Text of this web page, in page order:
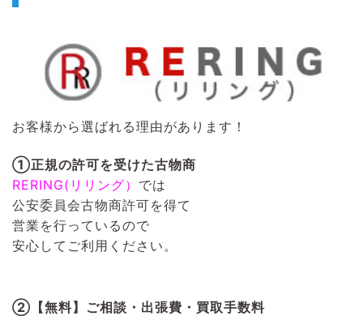
お客様から選ばれる理由があります！
①正規の許可を受けた古物商
RERING(リリング） では
公安委員会古物商許可を得て
営業を行っているので
安心してご利用ください。
②【無料】ご相談・出張費・買取手数料